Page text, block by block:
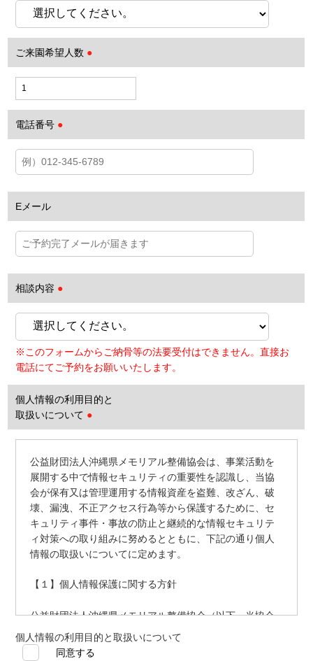
ご来園希望人数 ●
電話番号 ●
Eメール
相談内容 ●
※このフォームからご納骨等の法要受付はできません。直接お
電話にてご予約をお願いいたします。
個人情報の利用目的と
取扱いについて ●
公益財団法人沖縄県メモリアル整備協会は、事業活動を
展開する中で情報セキュリティの重要性を認識し、当協
会が保有又は管理運用する情報資産を盗難、改ざん、破
壊、漏洩、不正アクセス行為等から保護するために、セ
キュリティ事件・事故の防止と継続的な情報セキュリテ
ィ対策への取り組みに努めるとともに、下記の通り個人
情報の取扱いについてに定めます。
【１】個人情報保護に関する方針
公益財団法人沖縄県メモリアル整備協会（以下、当協会
と表記）は、個人情報の取扱いにおける重要性、また社
会的な責任を十分に認識した上で、個人情報の適正な保
個人情報の利用目的と取扱いについて
同意する